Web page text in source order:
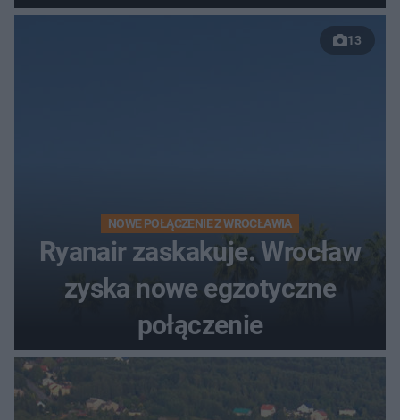
nowej drogi
13
NOWE POŁĄCZENIE Z WROCŁAWIA
Ryanair zaskakuje. Wrocław
zyska nowe egzotyczne
połączenie